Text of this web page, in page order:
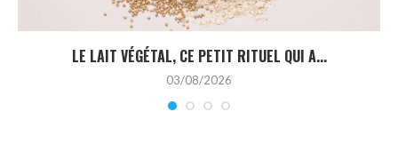
LE LAIT VÉGÉTAL, CE PETIT RITUEL QUI A...
03/08/2026